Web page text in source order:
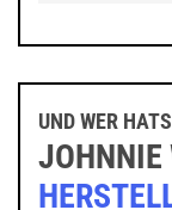
UND WER
JOHNNIE